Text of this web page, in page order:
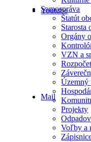
Youtube
Mail
Samospráva
Štatút
Starosta
Orgány
VZN a
Územný
Projekty
Voľby a